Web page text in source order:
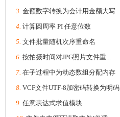
3. 金额数字转换为会计用金额大写
4. 计算圆周率 PI 任意位数
5. 文件批量随机次序重命名
6. 按拍摄时间对JPG照片文件重...
7. 在子过程中为动态数组分配内存
8. VCF文件UTF-8加密码转换为明码
9. 任意表达式求值模块